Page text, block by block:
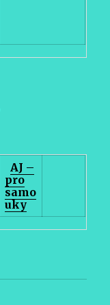
AJ –
pro
samo
uky